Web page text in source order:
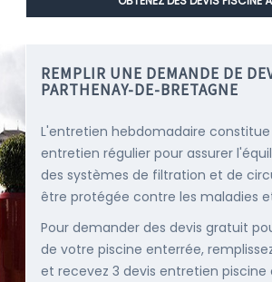
REMPLIR UNE DEMANDE DE
PARTHENAY-DE-BRETAGNE
L'entretien hebdomadaire constitue
entretien régulier pour assurer
des systèmes de filtration et de
être protégée contre les maladies
Pour demander des devis gratuit
de votre piscine enterrée,
et recevez 3 devis entretien